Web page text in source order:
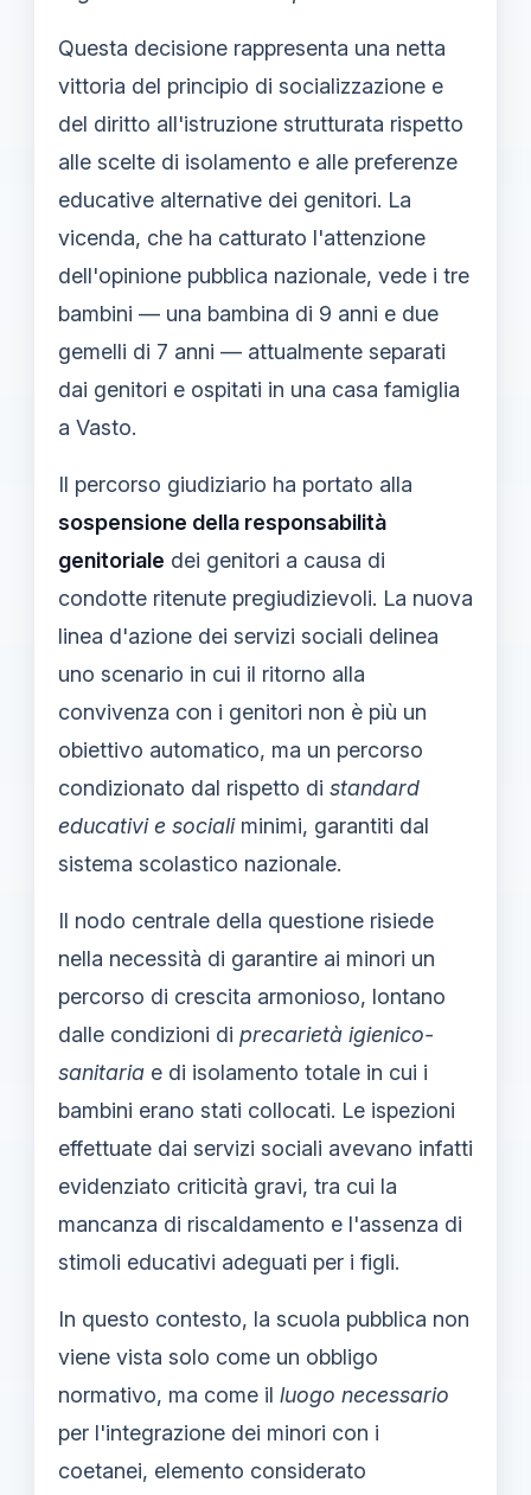
Questa decisione rappresenta una netta
vittoria del principio di socializzazione e
del diritto all'istruzione strutturata rispetto
alle scelte di isolamento e alle preferenze
educative alternative dei genitori. La
vicenda, che ha catturato l'attenzione
dell'opinione pubblica nazionale, vede i tre
bambini — una bambina di 9 anni e due
gemelli di 7 anni — attualmente separati
dai genitori e ospitati in una casa famiglia
a Vasto.
Il percorso giudiziario ha portato alla
sospensione della responsabilità
genitoriale dei genitori a causa di
condotte ritenute pregiudizievoli. La nuova
linea d'azione dei servizi sociali delinea
uno scenario in cui il ritorno alla
convivenza con i genitori non è più un
obiettivo automatico, ma un percorso
condizionato dal rispetto di standard
educativi e socialiminimi, garantiti dal
sistema scolastico nazionale.
Il nodo centrale della questione risiede
nella necessità di garantire ai minori un
percorso di crescita armonioso, lontano
dalle condizioni di precarietà igienico-
sanitaria e di isolamento totale in cui i
bambini erano stati collocati. Le ispezioni
effettuate dai servizi sociali avevano infatti
evidenziato criticità gravi, tra cui la
mancanza di riscaldamento e l'assenza di
stimoli educativi adeguati per i figli.
In questo contesto, la scuola pubblica non
viene vista solo come un obbligo
normativo, ma come il luogo necessario
per l'integrazione dei minori con i
coetanei, elemento considerato